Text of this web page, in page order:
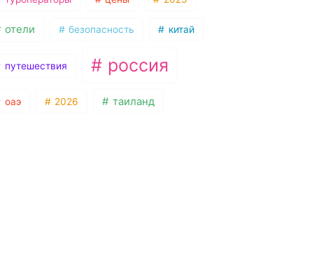
отели безопасность китай
путешествия россия
оаэ 2026 таиланд